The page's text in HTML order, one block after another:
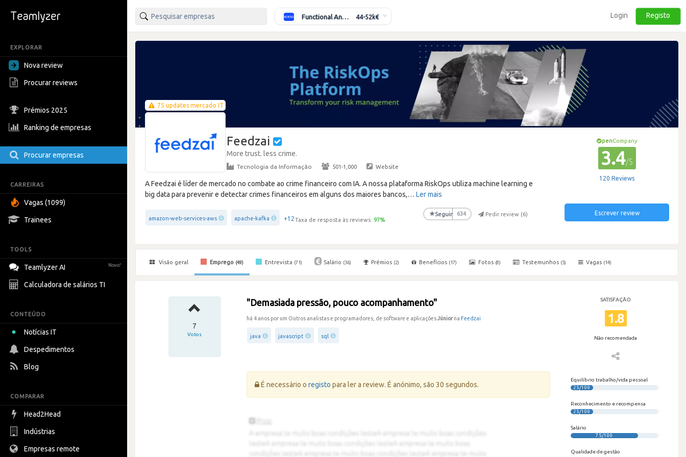
EXPLORAR
Nova review
Procurar reviews
Prémios 2025
Ranking de empresas
Procurar empresas
CARREIRAS
Vagas (1099)
Trainees
TOOLS
Teamlyzer AI Novo!
Calculadora de salários TI
CONTEÚDO
Notícias IT
Despedimentos
Blog
COMPARAR
Head2Head
Indústrias
Empresas remote
Functional Analyst (Banking) 44-52k€ Login Registo
75 updates mercado IT
Feedzai
More trust. less crime.
Tecnologia da Informação · 501-1,000 · Website
A Feedzai é líder de mercado no combate ao crime financeiro com IA. A nossa plataforma RiskOps utiliza machine learning e
big data para prevenir e detectar crimes financeiros em alguns dos maiores bancos,… Ler mais
amazon-web-services-aws apache-kafka +12Taxa de resposta às reviews: 97%
★Seguir 634 Pedir review (6)
penCompany
3.4/5
120 Reviews
Escrever review
Visão geral Emprego (49) Entrevista (71) Salário (36) Prémios (2) Benefícios (17) Fotos (8) Testemunhos (5) Vagas (14)
7
Votos
"Demasiada pressão, pouco acompanhamento"
há 4 anos por um Outros analistas e programadores, de software e aplicaçõesJúniorna Feedzai
java javascript sql
SATISFAÇÃO
1.8
Não recomendada
Erro:
É necessário oregisto para ler a review. É anónimo, são 30 segundos.
Equilíbrio trabalho/vida pessoal
25/100
Reconhecimento e recompensa
25/100
Salário
75/100
Qualidade de gestão